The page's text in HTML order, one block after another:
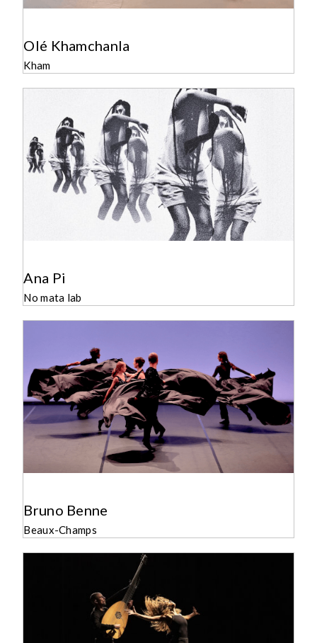
Olé Khamchanla
Kham
Ana Pi
No mata lab
Bruno Benne
Beaux-Champs